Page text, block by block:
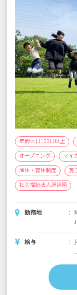
年間休日120日以上
オープニング マイ
産休・育休制度 賞
社会福祉法人運営園
勤務地
給与